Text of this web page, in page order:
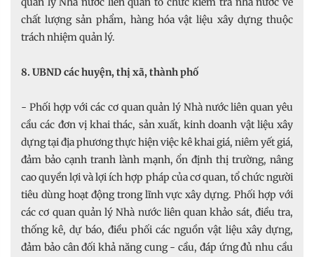
chất lượng sản phẩm, hàng hóa vật liệu xây dựng thuộc
trách nhiệm quản lý.
8. UBND các huyện, thị xã, thành phố
- Phối hợp với các cơ quan quản lý Nhà nước liên quan yêu
cầu các đơn vị khai thác, sản xuất, kinh doanh vật liệu xây
dựng tại địa phương thực hiện việc kê khai giá, niêm yết giá,
đảm bảo cạnh tranh lành mạnh, ổn định thị trường, nâng
cao quyền lợi và lợi ích hợp pháp của cơ quan, tổ chức người
tiêu dùng hoạt động trong lĩnh vực xây dựng. Phối hợp với
các cơ quan quản lý Nhà nước liên quan khảo sát, điều tra,
thống kê, dự báo, điều phối các nguồn vật liệu xây dựng,
đảm bảo cân đối khả năng cung - cầu, đáp ứng đủ nhu cầu